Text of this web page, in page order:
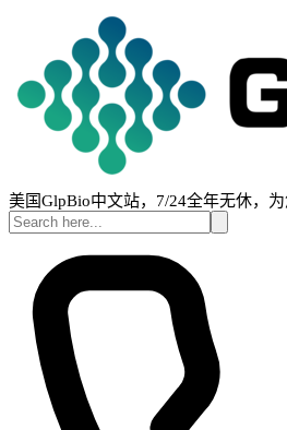
美国GlpBio中文站，7/24全年无休，